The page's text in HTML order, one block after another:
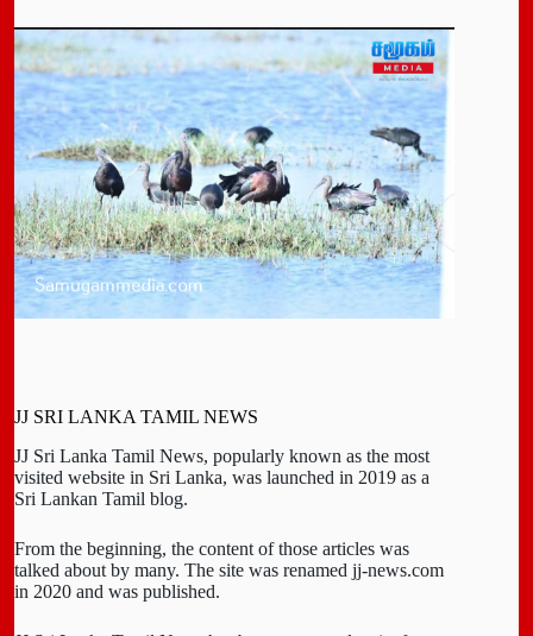
JJ SRI LANKA TAMIL NEWS
JJ Sri Lanka Tamil News, popularly known as the most
visited website in Sri Lanka, was launched in 2019 as a
Sri Lankan Tamil blog.
From the beginning, the content of those articles was
talked about by many. The site was renamed jj-news.com
in 2020 and was published.